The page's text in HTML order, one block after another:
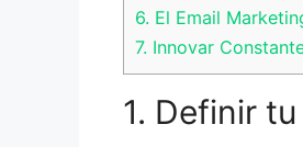
6. El Email
7. Innovar
1. Definir